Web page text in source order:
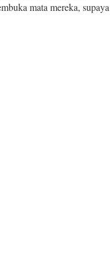
mata mereka, supaya